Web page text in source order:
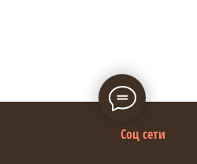
Соц сети